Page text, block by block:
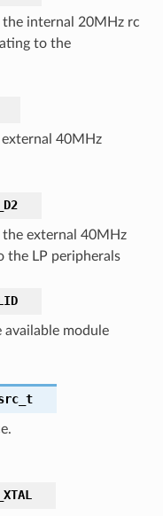
the internal 20MHz rc
to the
external 40MHz
the external 40MHz
the LP peripherals
module